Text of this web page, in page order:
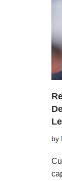
by